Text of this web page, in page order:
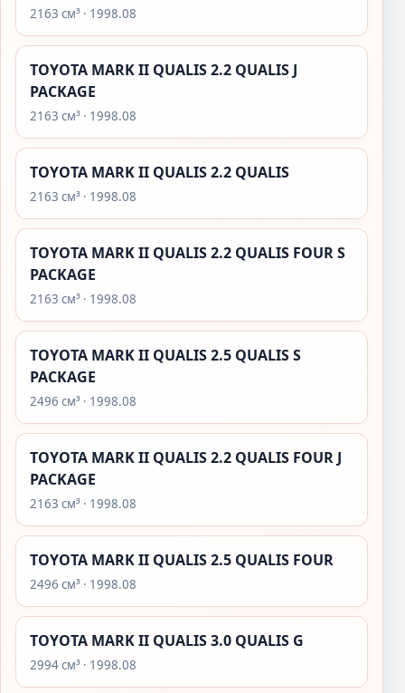
2163 см³ · 1998.08
TOYOTA MARK II QUALIS 2.2 QUALIS J
PACKAGE
2163 см³ · 1998.08
TOYOTA MARK II QUALIS 2.2 QUALIS
2163 см³ · 1998.08
TOYOTA MARK II QUALIS 2.2 QUALIS FOUR S
PACKAGE
2163 см³ · 1998.08
TOYOTA MARK II QUALIS 2.5 QUALIS S
PACKAGE
2496 см³ · 1998.08
TOYOTA MARK II QUALIS 2.2 QUALIS FOUR J
PACKAGE
2163 см³ · 1998.08
TOYOTA MARK II QUALIS 2.5 QUALIS FOUR
2496 см³ · 1998.08
TOYOTA MARK II QUALIS 3.0 QUALIS G
2994 см³ · 1998.08